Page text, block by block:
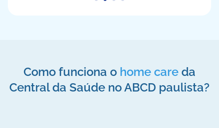
Como funciona o home care da
Central da Saúde no ABCD paulista?